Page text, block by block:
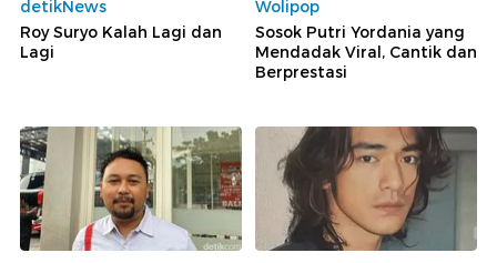
detikNews
Roy Suryo Kalah Lagi dan
Lagi
Wolipop
Sosok Putri Yordania yang
Mendadak Viral, Cantik dan
Berprestasi